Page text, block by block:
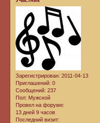
Зарегистрирован: 2011-04-13
Приглашений: 0
Сообщений: 237
Пол: Мужской
Провел на форуме:
13 дней 9 часов
Последний визит: